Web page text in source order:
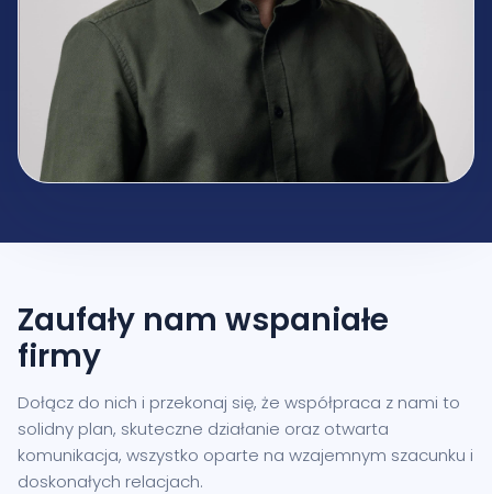
Zaufały nam wspaniałe
firmy
Dołącz do nich i przekonaj się, że współpraca z nami to
solidny plan, skuteczne działanie oraz otwarta
komunikacja, wszystko oparte na wzajemnym szacunku i
doskonałych relacjach.